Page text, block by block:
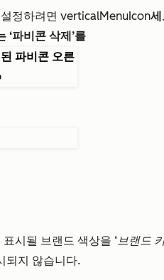
정하려면 verticalMenuIcon
‘파비콘 삭제’를
시될 브랜드 색상을 ‘브랜드
되지 않습니다.